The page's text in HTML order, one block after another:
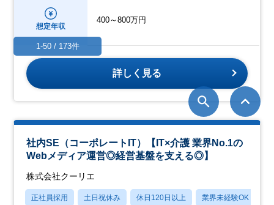
想定年収
400～800万円
詳しく見る
社内SE（コーポレートIT）【IT×介護 業界No.1の
Webメディア運営◎経営基盤を支える◎】
株式会社クーリエ
正社員採用 土日祝休み 休日120日以上 業界未経験OK
1-50 / 173件